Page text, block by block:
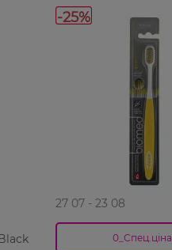
-25%
27 07 - 23 08
0_Спец.ціна